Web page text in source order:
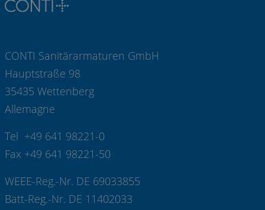
CONTI Sanitärarmaturen GmbH
Hauptstraße 98
35435 Wettenberg
Allemagne
Tel +49 641 98221-0
Fax +49 641 98221-50
WEEE-Reg.-Nr. DE 69033855
Batt-Reg.-Nr. DE 11402033